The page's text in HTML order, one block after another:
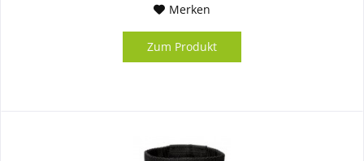
Merken
Zum Produkt